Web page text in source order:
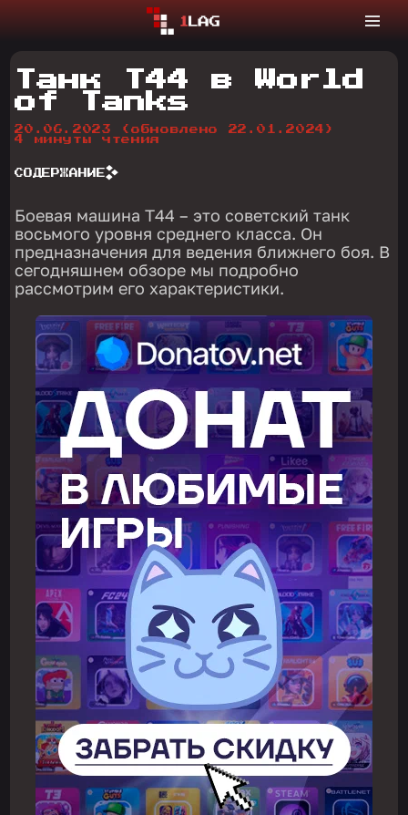
Танк Т44 в World
of Tanks
20.06.2023
(обновлено 22.01.2024)
4 минуты чтения
СОДЕРЖАНИЕ
Боевая машина Т44 – это советский танк
восьмого уровня среднего класса. Он
предназначения для ведения ближнего боя. В
сегодняшнем обзоре мы подробно
рассмотрим его характеристики.